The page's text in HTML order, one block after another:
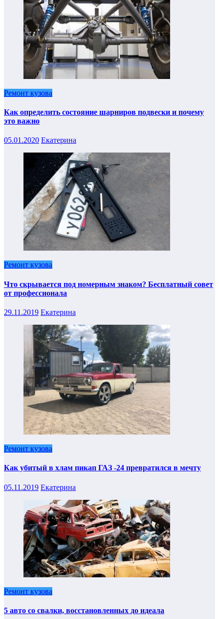
Ремонт кузова
Как определить состояние шарниров подвески и почему
это важно
05.01.2020 Екатерина
Ремонт кузова
Что скрывается под номерным знаком? Бесплатный совет
от профессионала
29.11.2019 Екатерина
Ремонт кузова
Как убитый в хлам пикап ГАЗ -24 превратился в мечту
05.11.2019 Екатерина
Ремонт кузова
5 авто со свалки, восстановленных до идеала